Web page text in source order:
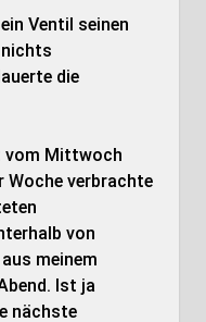
Ventil seinen
die
vom Mittwoch
Woche verbrachte
von
meinem
Ist ja
nächste